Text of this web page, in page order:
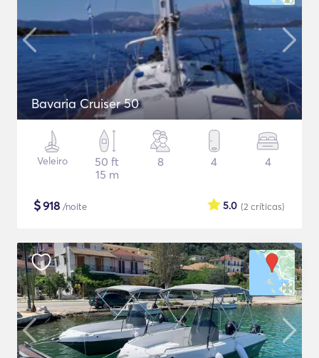
Bavaria Cruiser 50
Veleiro
50 ft
15 m
8 4 4
$918 /noite (2 críticas)
5.0